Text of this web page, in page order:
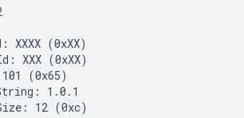
XXXX (0xXX)
XXX (0xXX)
(0x65)
1.0.1
12 (0xc)